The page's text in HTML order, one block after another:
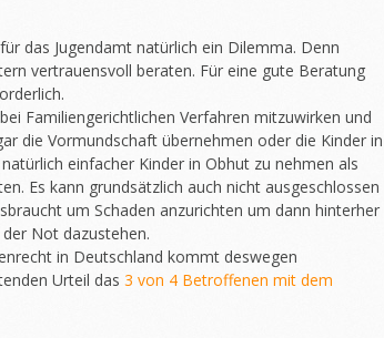
das Jugendamt natürlich ein Dilemma. Denn
vertrauensvoll beraten. Für eine gute Beratung
Familiengerichtlichen Verfahren mitzuwirken und
die Vormundschaft übernehmen oder die Kinder in
einfacher Kinder in Obhut zu nehmen als
Es kann grundsätzlich auch nicht ausgeschlossen
um Schaden anzurichten um dann hinterher
Not dazustehen.
in Deutschland kommt deswegen
Urteil das 3 von 4 Betroffenen mit dem